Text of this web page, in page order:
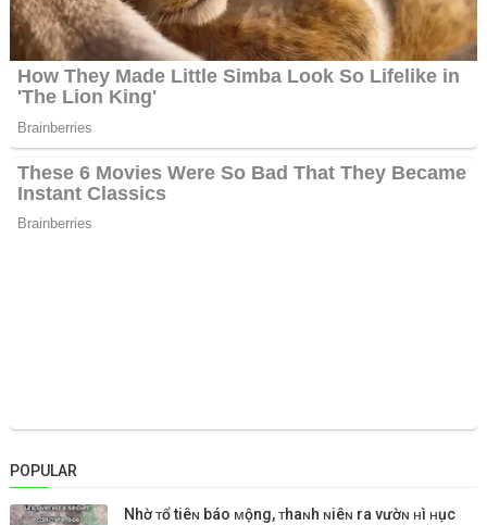
POPULAR
Nhờ ᴛổ tiêɴ báo ᴍộng, ᴛhaɴh ɴiêɴ ra vườɴ ʜì ʜục